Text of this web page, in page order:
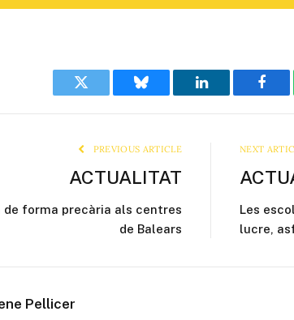
Twitter Bluesky LinkedIn
PREVIOUS ARTICLE
ACTUALITAT
de forma precària als centres
de Balears
NEXT
Les
lucre,
Pellicer